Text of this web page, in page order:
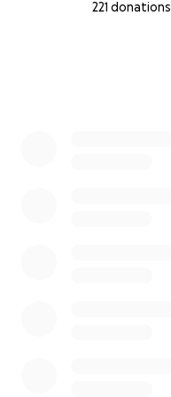
221 donations